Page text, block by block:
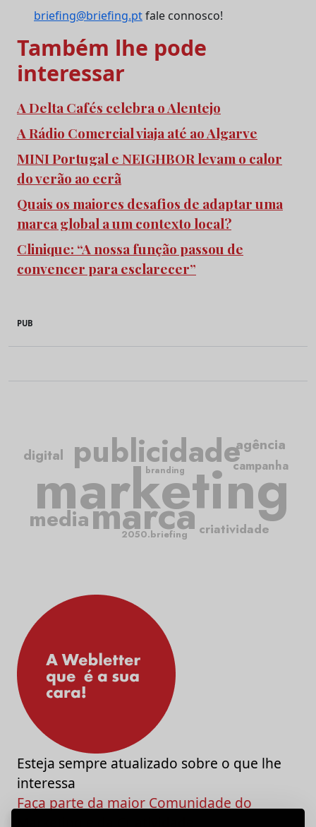
briefing@briefing.ptfale connosco!
Também lhe pode
interessar
A Delta Cafés celebra o Alentejo
A Rádio Comercial viaja até ao Algarve
MINI Portugal e NEIGHBOR levam o calor
do verão ao ecrã
Quais os maiores desafios de adaptar uma
marca global a um contexto local?
Clinique: “A nossa função passou de
convencer para esclarecer”
PUB
marketing
publicidade
marca criatividade
campanha
media
agência
digital
2050.briefing
branding
Esteja sempre atualizado sobre o que lhe
interessa
Faça parte da maior Comunidade do